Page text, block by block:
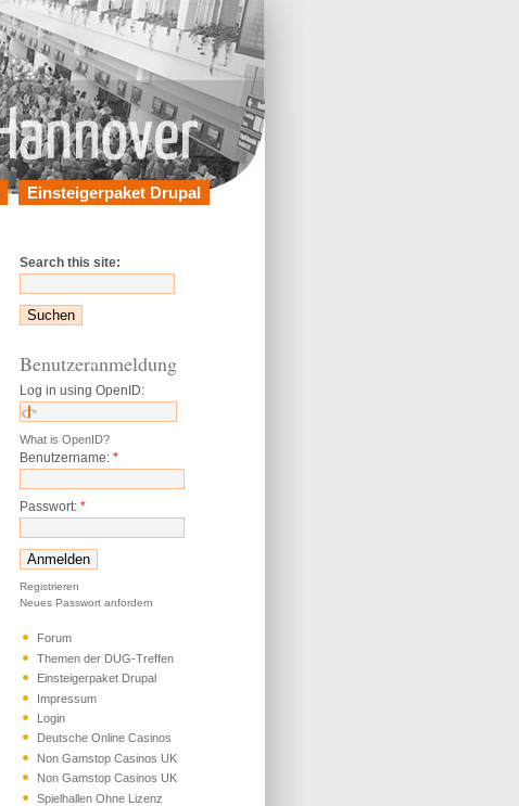
Einsteigerpaket Drupal
Search this site:
Benutzeranmeldung
Log in using OpenID:
What is OpenID?
Benutzername: *
Passwort: *
Registrieren
Neues Passwort anfordern
Forum
Themen der DUG-Treffen
Einsteigerpaket Drupal
Impressum
Login
Deutsche Online Casinos
Non Gamstop Casinos UK
Non Gamstop Casinos UK
Spielhallen Ohne Lizenz